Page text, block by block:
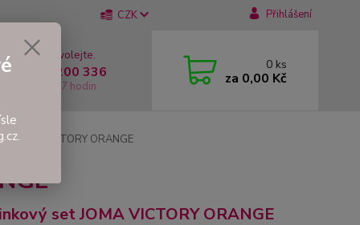
CZK Přihlášení
si rady? Zavolejte.
737 200 336
Pátek: 8 - 17 hodin
0 ks
za 0,00 Kč
JOMA VICTORY ORANGE
set JOMA VICTORY ORANGE